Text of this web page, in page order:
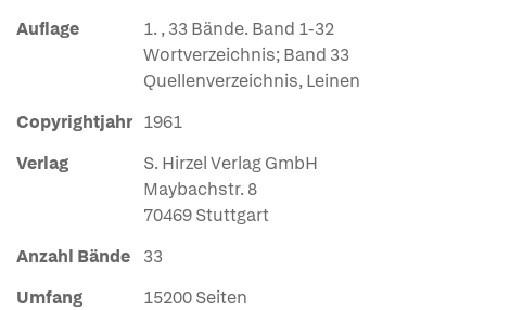
Auflage
1. , 33 Bände. Band 1-32
Wortverzeichnis; Band 33
Quellenverzeichnis, Leinen
Copyrightjahr 1961
Verlag
S. Hirzel Verlag GmbH
Maybachstr. 8
70469 Stuttgart
Anzahl Bände
33
Umfang
15200 Seiten